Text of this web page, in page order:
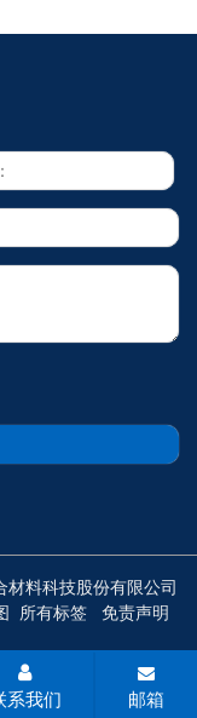
料科技股份有限公司
所有标签
免责声明
系我们 邮箱